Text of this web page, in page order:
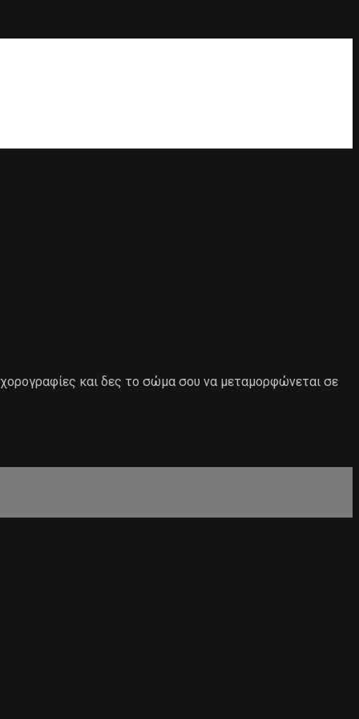
και δες το σώμα σου να μεταμορφώνεται σε